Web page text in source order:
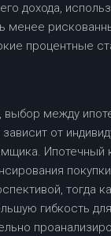
дохода,
менее
процентные
выбор между
от
Ипотечный
тогда
гибкость